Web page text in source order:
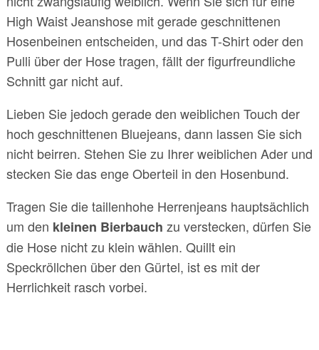
High Waist Jeanshose mit gerade geschnittenen
Hosenbeinen entscheiden, und das T-Shirt oder den
Pulli über der Hose tragen, fällt der figurfreundliche
Schnitt gar nicht auf.
Lieben Sie jedoch gerade den weiblichen Touch der
hoch geschnittenen Bluejeans, dann lassen Sie sich
nicht beirren. Stehen Sie zu Ihrer weiblichen Ader und
stecken Sie das enge Oberteil in den Hosenbund.
Tragen Sie die taillenhohe Herrenjeans hauptsächlich
um den kleinen Bierbauch zu verstecken, dürfen Sie
die Hose nicht zu klein wählen. Quillt ein
Speckröllchen über den Gürtel, ist es mit der
Herrlichkeit rasch vorbei.